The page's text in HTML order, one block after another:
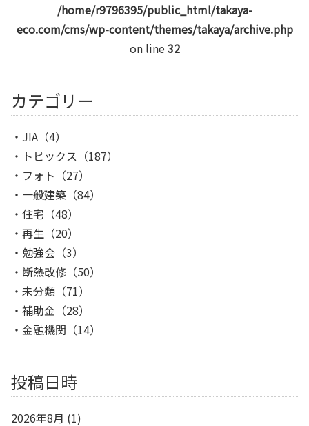
/home/r9796395/public_html/takaya-
eco.com/cms/wp-content/themes/takaya/archive.php
on line32
カテゴリー
JIA （4）
トピックス （187）
フォト （27）
一般建築 （84）
住宅 （48）
再生 （20）
勉強会 （3）
断熱改修 （50）
未分類 （71）
補助金 （28）
金融機関 （14）
投稿日時
2026年8月 (1)